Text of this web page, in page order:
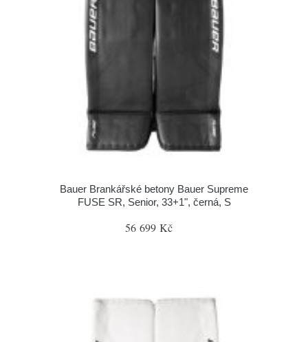
Bauer Brankářské betony Bauer Supreme
FUSE SR, Senior, 33+1", černá, S
56 699 Kč